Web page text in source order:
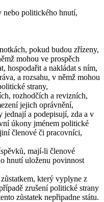
nebo politického hnutí,
pokud budou zřízeny,
mohou ve prospěch
hospodařit a nakládat s ním,
a rozsahu, v němž mohou
strany,
rozhodčích a revizních,
jejich oprávnění,
jednají a podepisují, zda a v
úkony jménem politické
členové či pracovníci,
mají-li členové
hnutí uloženu povinnost
který vyplyne z
zrušení politické strany
zůstatek nepřipadne státu.